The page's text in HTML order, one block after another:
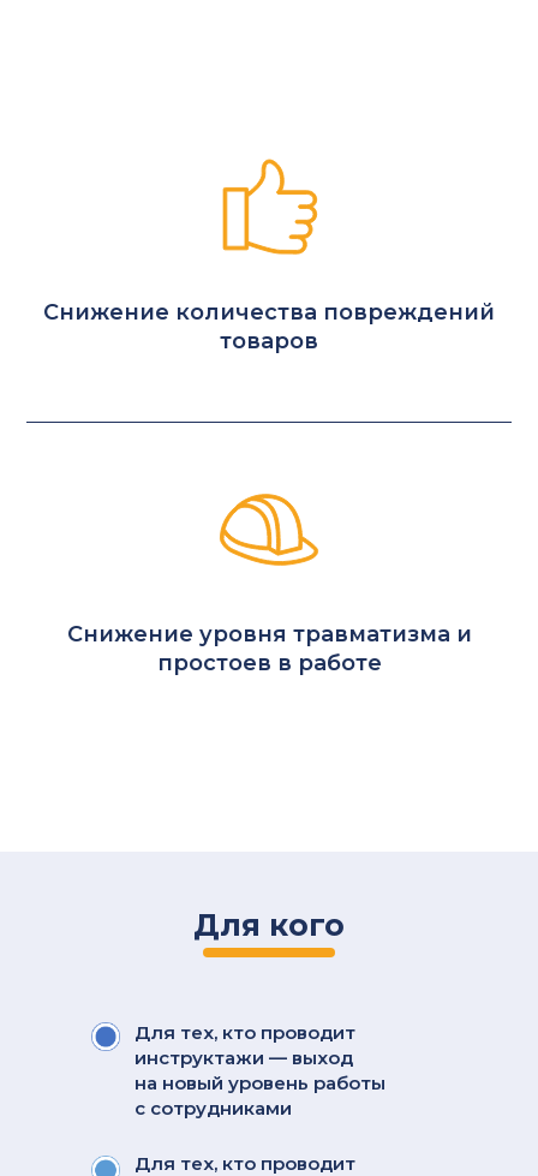
Снижение количества повреждений
товаров
Снижение уровня травматизма и
простоев в работе
Для кого
Для тех, кто проводит
инструктажи — выход
на новый уровень работы
с сотрудниками
Для тех, кто проводит